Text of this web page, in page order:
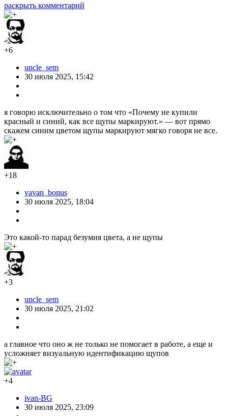
раскрыть комментарий
+6
uncle_sem
30 июля 2025, 15:42
я говорю исключительно о том что «Почему не купили
красный и синий, как все щупы маркируют.» — вот прямо
скажем синим цветом щупы маркируют мягко говоря не все.
+18
vavan_bonus
30 июля 2025, 18:04
Это какой-то парад безумия цвета, а не щупы
+3
uncle_sem
30 июля 2025, 21:02
а главное что оно ж не только не помогает в работе, а еще и
усложняет визуальную идентификацию щупов
+4
ivan-BG
30 июля 2025, 23:09